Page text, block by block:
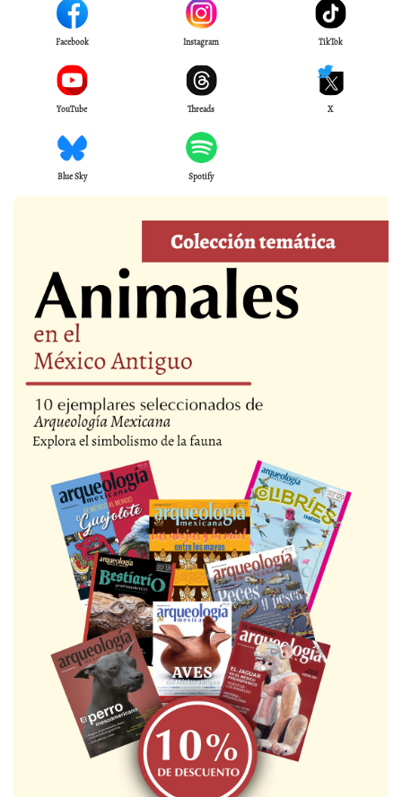
Facebook Instagram TikTok
YouTube Threads X
Blue Sky Spotify